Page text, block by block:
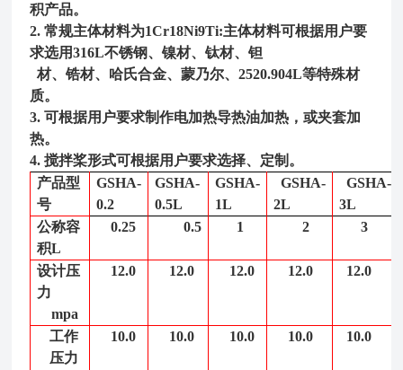
积产品。
2. 常规主体材料为1Cr18Ni9Ti:主体材料可根据用户要
求选用316L不锈钢、镍材、钛材、钽
材、锆材、哈氏合金、蒙乃尔、2520.904L等特殊材
质。
3. 可根据用户要求制作电加热导热油加热，或夹套加
热。
4. 搅拌桨形式可根据用户要求选择、定制。
产品型
号
GSHA-
0.2
GSHA-
0.5L
GSHA-
1L
GSHA-
2L
GSHA-
3L
公称容
积L
0.25 0.5 1 2 3
设计压
力
mpa
12.0 12.0 12.0 12.0 12.0
工作
压力
10.0 10.0 10.0 10.0 10.0